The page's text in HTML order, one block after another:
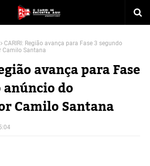
CARIRI: Região avança para Fase 3 segundo
Camilo Santana
avança para Fase
do
Camilo Santana